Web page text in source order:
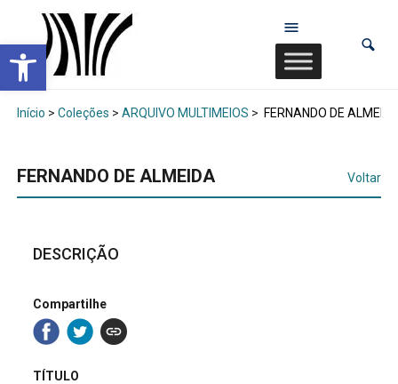
Abrir a barra de ferramentas
Início > Coleções > ARQUIVO MULTIMEIOS > FERNANDO DE
FERNANDO DE ALMEIDA Voltar
DESCRIÇÃO
Compartilhe
TÍTULO